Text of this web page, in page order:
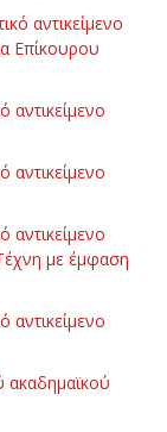
αντικείμενο
Επίκουρου
με έμφαση
ακαδημαϊκού